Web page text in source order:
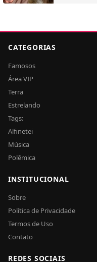
CATEGORIAS
Famosos
Área VIP
Terra
Estrelando
Tags:
Alfinetei
Música
Polêmica
INSTITUCIONAL
Sobre
Política de Privacidade
Termos de Uso
Contato
REDES SOCIAIS